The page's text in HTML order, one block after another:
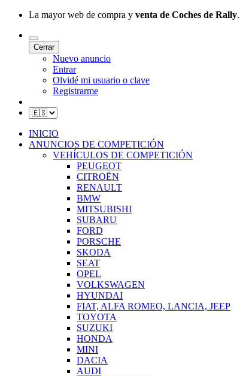
La mayor web de compra y venta de Coches de Rally.
Cerrar
Nuevo anuncio
Entrar
Olvidé mi usuario o clave
Registrarme
INICIO
ANUNCIOS DE COMPETICIÓN
VEHÍCULOS DE COMPETICIÓN
PEUGEOT
CITROËN
RENAULT
BMW
MITSUBISHI
SUBARU
FORD
PORSCHE
SKODA
SEAT
OPEL
VOLKSWAGEN
HYUNDAI
FIAT, ALFA ROMEO, LANCIA, JEEP
TOYOTA
SUZUKI
HONDA
MINI
DACIA
AUDI